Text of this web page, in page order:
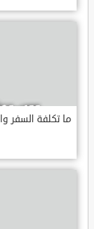
ما تكلفة السفر